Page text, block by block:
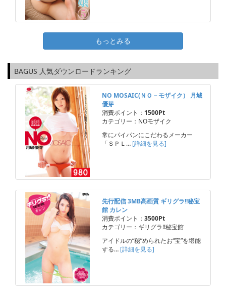
もっとみる
BAGUS 人気ダウンロードランキング
NO MOSAIC(ＮＯ－モザイク） 月城
優芽
消費ポイント： 1500Pt
カテゴリー：NOモザイク
常にパイパンにこだわるメーカー
「ＳＰＬ… [詳細を見る]
先行配信 3MB高画質 ギリグラ!!秘宝
館 カレン
消費ポイント： 3500Pt
カテゴリー：ギリグラ!!秘宝館
アイドルの“秘”められたお“宝”を堪能
する… [詳細を見る]